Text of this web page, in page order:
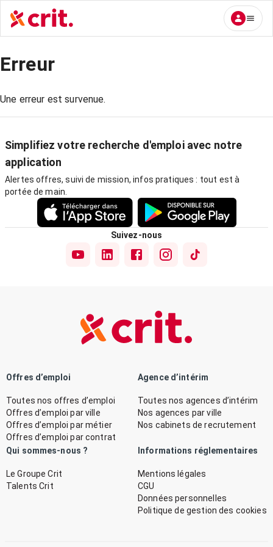
Erreur
Une erreur est survenue.
Simplifiez votre recherche d'emploi avec notre
application
Alertes offres, suivi de mission, infos pratiques : tout est à
portée de main.
Suivez-nous
Offres d’emploi
Toutes nos offres d’emploi
Offres d’emploi par ville
Offres d’emploi par métier
Offres d’emploi par contrat
Agence d’intérim
Toutes nos agences d’intérim
Nos agences par ville
Nos cabinets de recrutement
Qui sommes-nous ?
Le Groupe Crit
Talents Crit
Informations réglementaires
Mentions légales
CGU
Données personnelles
Politique de gestion des cookies